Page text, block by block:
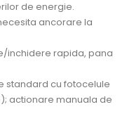
de energie.
ancorare la
inchidere rapida, pana
standard cu fotocelule
actionare manuala de